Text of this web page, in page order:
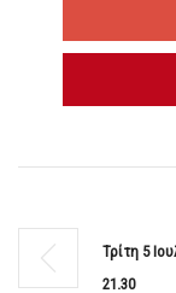
Τρίτη 5
21.30